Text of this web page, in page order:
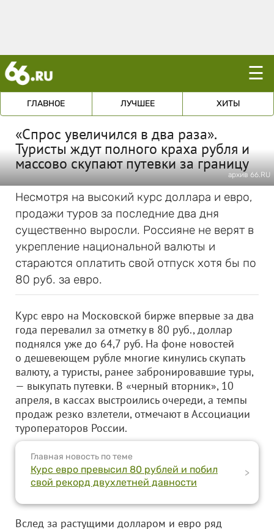
☰
ГЛАВНОЕ ЛУЧШЕЕ ХИТЫ
«Спрос увеличился в два раза».
Туристы ждут полного краха рубля и
массово скупают путевки за границу
архив 66.RU
Несмотря на высокий курс доллара и евро,
продажи туров за последние два дня
существенно выросли. Россияне не верят в
укрепление национальной валюты и
стараются оплатить свой отпуск хотя бы по
80 руб. за евро.
Курс евро на Московской бирже впервые за два
года перевалил за отметку в 80 руб., доллар
поднялся уже до 64,7 руб. На фоне новостей
о дешевеющем рубле многие кинулись скупать
валюту, а туристы, ранее забронировавшие туры,
— выкупать путевки. В «черный вторник», 10
апреля, в кассах выстроились очереди, а темпы
продаж резко взлетели, отмечают в Ассоциации
туроператоров России.
Главная новость по теме
Курс евро превысил 80 рублей и побил
свой рекорд двухлетней давности
>
Вслед за растущими долларом и евро ряд